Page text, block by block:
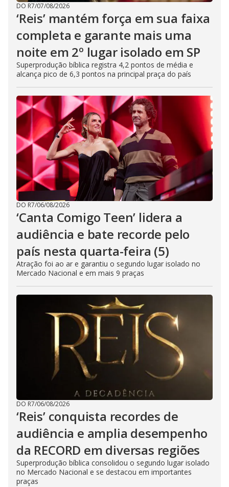
DO R7/07/08/2026
‘Reis’ mantém força em sua faixa
completa e garante mais uma
noite em 2º lugar isolado em SP
Superprodução bíblica registra 4,2 pontos de média e
alcança pico de 6,3 pontos na principal praça do país
DO R7/06/08/2026
‘Canta Comigo Teen’ lidera a
audiência e bate recorde pelo
país nesta quarta-feira (5)
Atração foi ao ar e garantiu o segundo lugar isolado no
Mercado Nacional e em mais 9 praças
DO R7/06/08/2026
‘Reis’ conquista recordes de
audiência e amplia desempenho
da RECORD em diversas regiões
Superprodução bíblica consolidou o segundo lugar isolado
no Mercado Nacional e se destacou em importantes
praças